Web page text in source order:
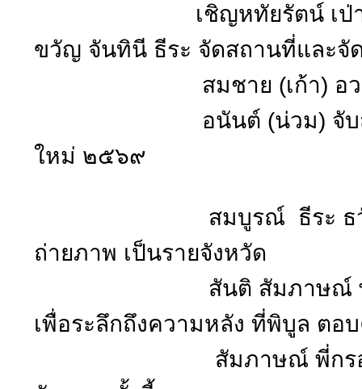
เชิญหทัยรัตน์ เป่าเทีย
ขวัญ จันทินี ธีระ จัดสถานที่และจั
สมชาย (เก้า) อวยพรวั
อนันต์ (น่วม) จับสลากส
ใหม่ ๒๕๖๙
สมบูรณ์ ธีระ ธวัช มนูญ
ถ่ายภาพ เป็นรายจังหวัด
สันติ สัมภาษณ์ พูดคุย
เพื่อระลึกถึงความหลัง ที่พิบูล ตอ
สัมภาษณ์ พี่กรองแก้ว ถึ